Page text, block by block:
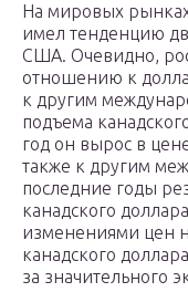
На мировых
имел тенденцию
США. Очевидно,
отношению к
к другим
подъема
год он вырос в
также к другим
последние годы
канадского
изменениями цен
канадского
за значительного